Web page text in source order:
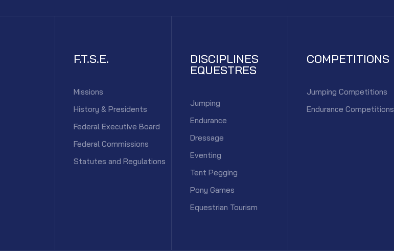
F.T.S.E.
Missions
History & Presidents
Federal Executive Board
Federal Commissions
Statutes and Regulations
DISCIPLINES
EQUESTRES
Jumping
Endurance
Dressage
Eventing
Tent Pegging
Pony Games
Equestrian Tourism
COMPETITIONS
Jumping Competitions
Endurance Competitions